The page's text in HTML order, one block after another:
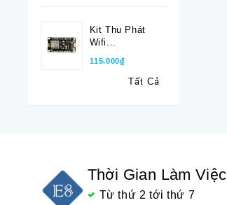
Kit Thu Phát
Wifi...
115.000₫
Tất Cả
Thời Gian Làm Việc
Từ thứ 2 tới thứ 7